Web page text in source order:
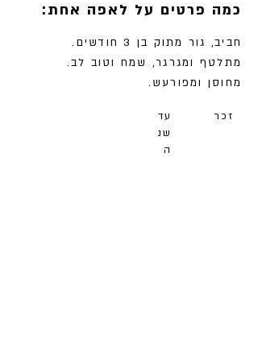
:כמה פרטים על לאפה אחת
חביב, גור מתוק בן 3 חודשים.
מתלטף ומגרגר, שמח וטוב לב.
מחוסן ומפורעש.
עד
שנ
ה
זכר